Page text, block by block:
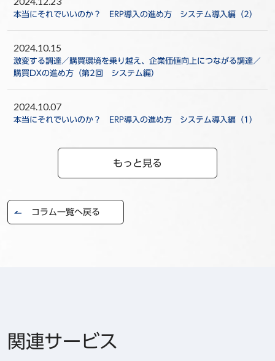
本当にそれでいいのか？ ERP導入の進め方 システム導入編（2）
2024.10.15
激変する調達／購買環境を乗り越え、企業価値向上につながる調達／
購買DXの進め方（第2回 システム編）
2024.10.07
本当にそれでいいのか？ ERP導入の進め方 システム導入編（1）
もっと見る
コラム一覧へ戻る
関連サービス